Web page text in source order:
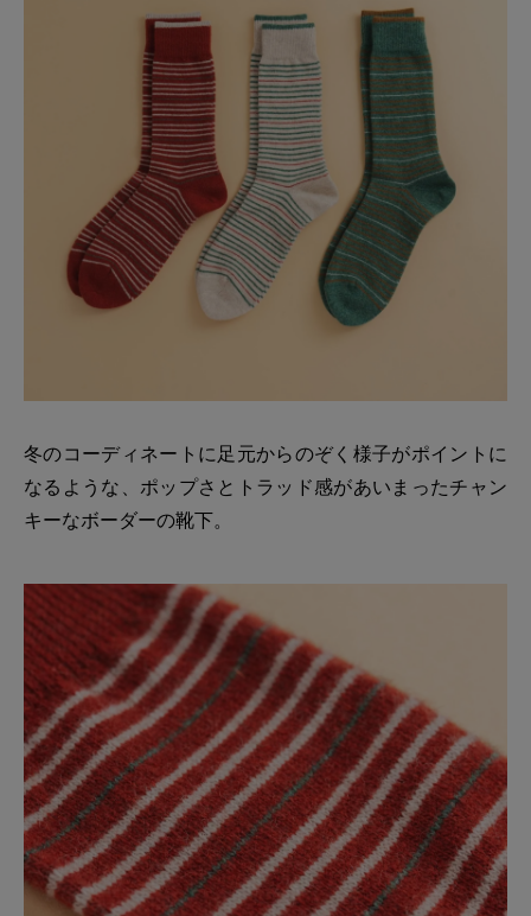
冬のコーディネートに足元からのぞく様子がポイントに
なるような、ポップさとトラッド感があいまったチャン
キーなボーダーの靴下。